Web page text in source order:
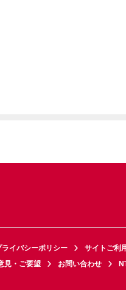
ライバシーポリシー サイトご利
見・ご要望 お問い合わせ